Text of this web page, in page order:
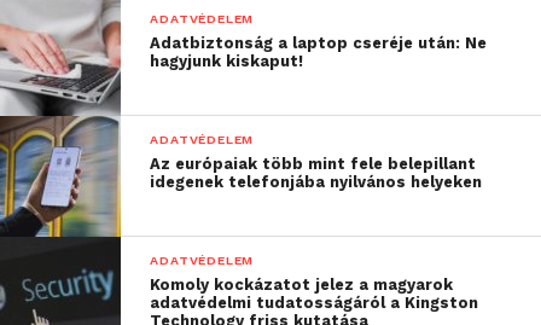
Forrás:24.hu
ADATVÉDELEM
Adatbiztonság a laptop cseréje után: Ne
hagyjunk kiskaput!
ADATVÉDELEM
Az európaiak több mint fele belepillant
idegenek telefonjába nyilvános helyeken
ADATVÉDELEM
Komoly kockázatot jelez a magyarok
adatvédelmi tudatosságáról a Kingston
Technology friss kutatása